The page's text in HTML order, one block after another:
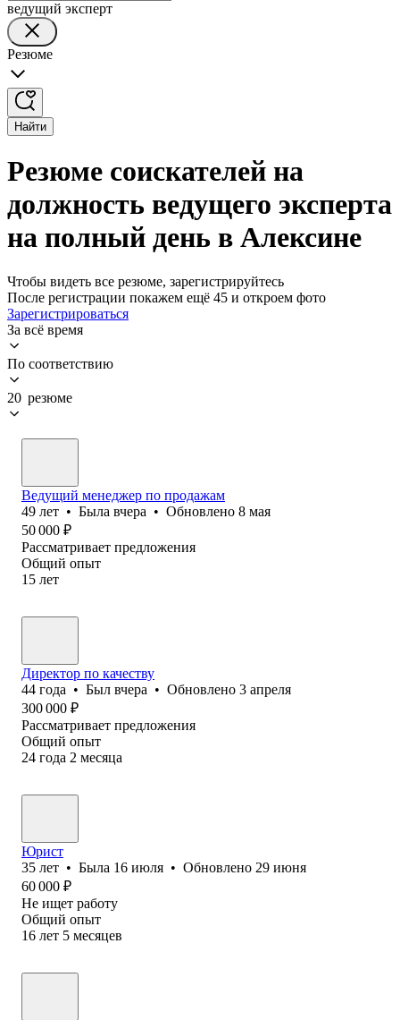
ведущий эксперт
Резюме
Найти
Резюме соискателей на
должность ведущего эксперта
на полный день в Алексине
Чтобы видеть все резюме, зарегистрируйтесь
После регистрации покажем ещё 45 и откроем фото
Зарегистрироваться
За всё время
По соответствию
20 резюме
Ведущий менеджер по продажам
49 лет • Была вчера • Обновлено 8 мая
50 000 ₽
Рассматривает предложения
Общий опыт
15 лет
Директор по качеству
44 года • Был вчера • Обновлено 3 апреля
300 000 ₽
Рассматривает предложения
Общий опыт
24 года 2 месяца
Юрист
35 лет • Была 16 июля • Обновлено 29 июня
60 000 ₽
Не ищет работу
Общий опыт
16 лет 5 месяцев